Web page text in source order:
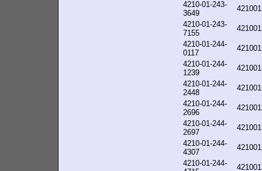
4210-01-243-
3649
4210-01-243-
7155
4210-01-244-
0117
4210-01-244-
1239
4210-01-244-
2448
4210-01-244-
2696
4210-01-244-
2697
4210-01-244-
4307
4210-01-244-